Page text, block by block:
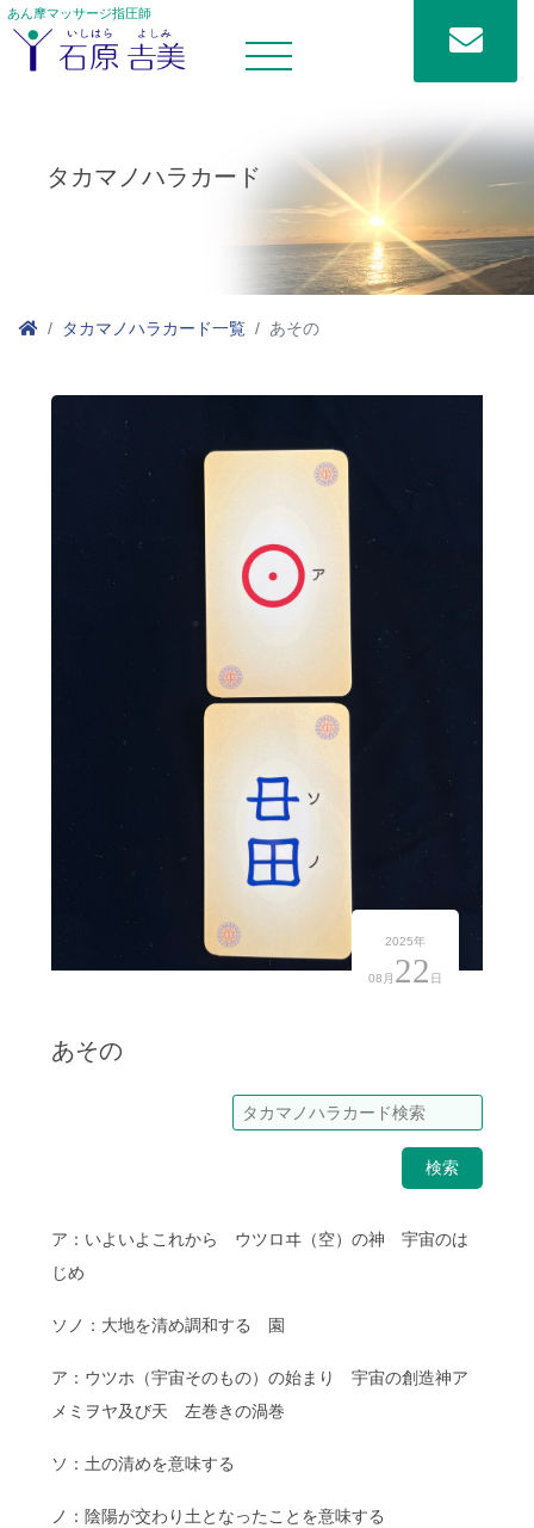
あん摩マッサージ指圧師
タカマノハラカード
タカマノハラカード一覧 あその
2025年
08月 22 日
あその
検索
ア：いよいよこれから ウツロヰ（空）の神 宇宙のは
じめ
ソノ：大地を清め調和する 園
ア：ウツホ（宇宙そのもの）の始まり 宇宙の創造神ア
メミヲヤ及び天 左巻きの渦巻
ソ：土の清めを意味する
ノ：陰陽が交わり土となったことを意味する